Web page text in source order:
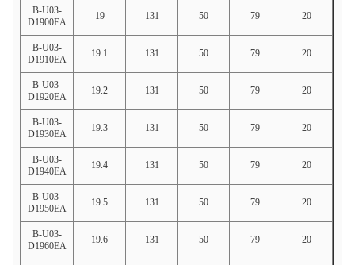
B-U03-
D1900EA
19 131 50 79 20
B-U03-
D1910EA
19.1 131 50 79 20
B-U03-
D1920EA
19.2 131 50 79 20
B-U03-
D1930EA
19.3 131 50 79 20
B-U03-
D1940EA
19.4 131 50 79 20
B-U03-
D1950EA
19.5 131 50 79 20
B-U03-
D1960EA
19.6 131 50 79 20